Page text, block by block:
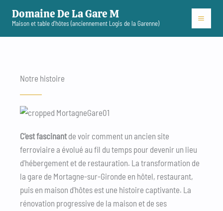
Domaine De La Gare M
Maison et table d'hôtes (anciennement Logis de la Garenne)
Notre histoire
C'est fascinantde voir comment un ancien site
ferroviaire a évolué au fil du temps pour devenir un lieu
d'hébergement et de restauration. La transformation de
la gare de Mortagne-sur-Gironde en hôtel, restaurant,
puis en maison d'hôtes est une histoire captivante. La
rénovation progressive de la maison et de ses